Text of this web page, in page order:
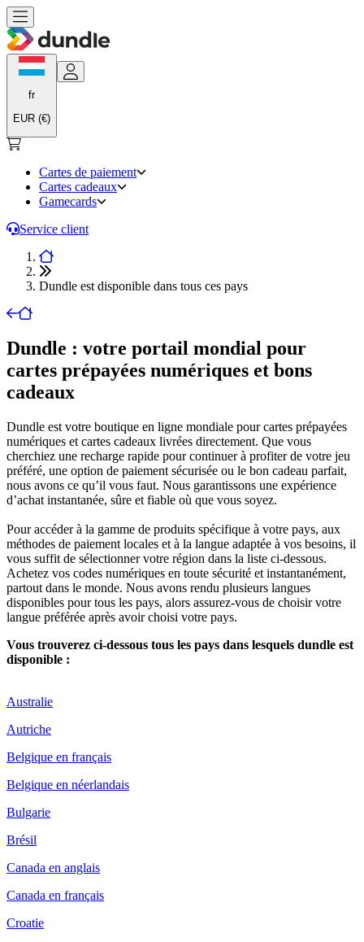
fr
EUR (€)
Cartes de paiement
Cartes cadeaux
Gamecards
Service client
Dundle est disponible dans tous ces pays
Dundle : votre portail mondial pour
cartes prépayées numériques et bons
cadeaux
Dundle est votre boutique en ligne mondiale pour cartes prépayées
numériques et cartes cadeaux livrées directement. Que vous
cherchiez une recharge rapide pour continuer à profiter de votre jeu
préféré, une option de paiement sécurisée ou le bon cadeau parfait,
nous avons ce qu’il vous faut. Nous garantissons une expérience
d’achat instantanée, sûre et fiable où que vous soyez.
Pour accéder à la gamme de produits spécifique à votre pays, aux
méthodes de paiement locales et à la langue adaptée à vos besoins, il
vous suffit de sélectionner votre région dans la liste ci-dessous.
Achetez vos codes numériques en toute sécurité et instantanément,
partout dans le monde. Nous avons rendu plusieurs langues
disponibles pour tous les pays, alors assurez-vous de choisir votre
langue préférée après avoir choisi votre pays.
Vous trouverez ci-dessous tous les pays dans lesquels dundle est
disponible :
Australie
Autriche
Belgique en français
Belgique en néerlandais
Bulgarie
Brésil
Canada en anglais
Canada en français
Croatie